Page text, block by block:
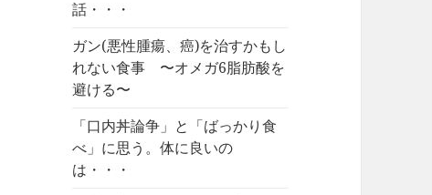
話・・・
ガン(悪性腫瘍、癌)を治すかもし
れない食事 〜オメガ6脂肪酸を
避ける〜
「口内丼論争」と「ばっかり食
べ」に思う。体に良いの
は・・・